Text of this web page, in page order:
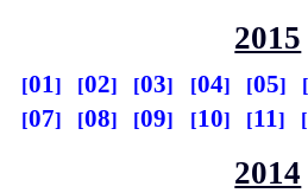
2015
01 02 03 04 05
07
08 09 10 11
2014